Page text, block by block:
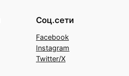
Соц.сети
Facebook
Instagram
Twitter/X